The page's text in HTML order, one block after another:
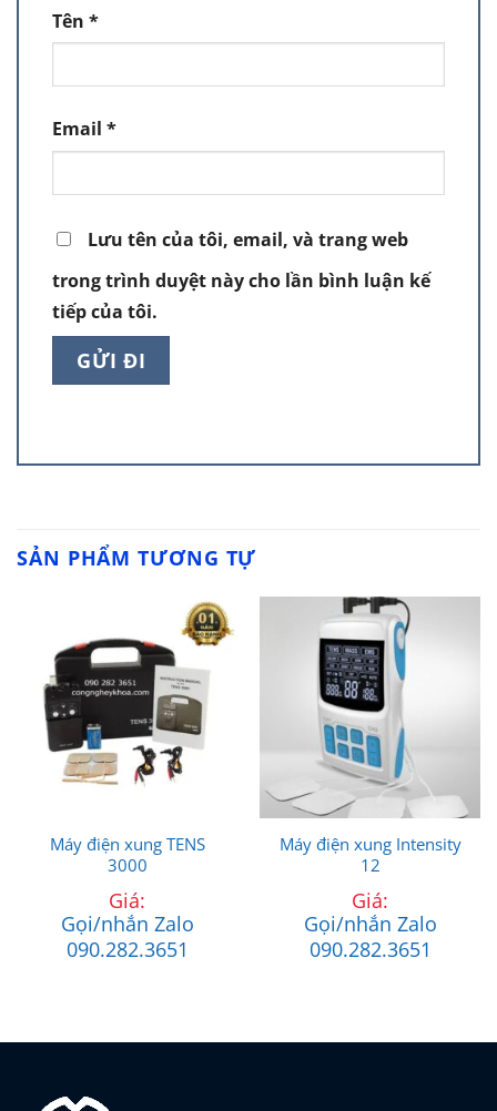
Tên *
Email *
Lưu tên của tôi, email, và trang web
trong trình duyệt này cho lần bình luận kế
tiếp của tôi.
SẢN PHẨM TƯƠNG TỰ
Máy điện xung TENS
3000
Giá:
Gọi/nhắn Zalo
090.282.3651
Máy điện xung Intensity
12
Giá:
Gọi/nhắn Zalo
090.282.3651